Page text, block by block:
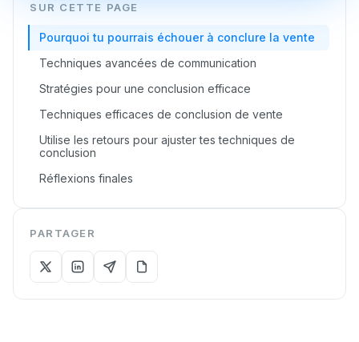
SUR CETTE PAGE
Pourquoi tu pourrais échouer à conclure la vente
Techniques avancées de communication
Stratégies pour une conclusion efficace
Techniques efficaces de conclusion de vente
Utilise les retours pour ajuster tes techniques de
conclusion
Réflexions finales
PARTAGER